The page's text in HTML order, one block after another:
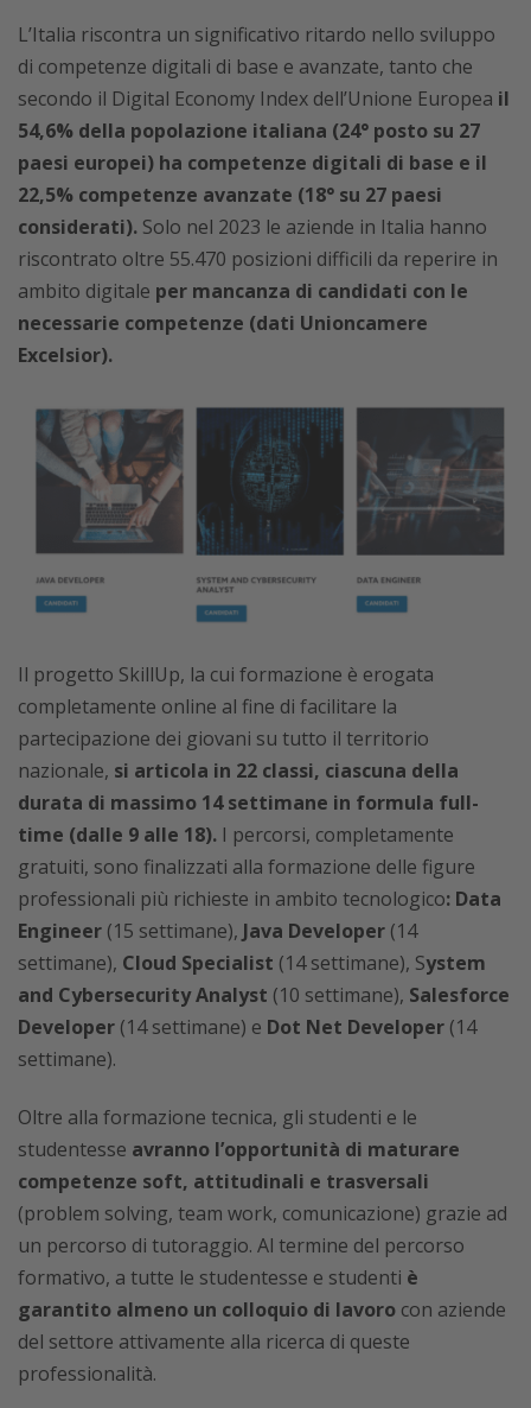
L’Italia riscontra un significativo ritardo nello sviluppo
di competenze digitali di base e avanzate, tanto che
secondo il Digital Economy Index dell’Unione Europea il
54,6% della popolazione italiana (24° posto su 27
paesi europei) ha competenze digitali di base e il
22,5% competenze avanzate (18° su 27 paesi
considerati). Solo nel 2023 le aziende in Italia hanno
riscontrato oltre 55.470 posizioni difficili da reperire in
ambito digitale per mancanza di candidati con le
necessarie competenze (dati Unioncamere
Excelsior).
Il progetto SkillUp, la cui formazione è erogata
completamente online al fine di facilitare la
partecipazione dei giovani su tutto il territorio
nazionale, si articola in 22 classi, ciascuna della
durata di massimo 14 settimane in formula full-
time (dalle 9 alle 18). I percorsi, completamente
gratuiti, sono finalizzati alla formazione delle figure
professionali più richieste in ambito tecnologico: Data
Engineer (15 settimane), Java Developer (14
settimane), Cloud Specialist (14 settimane), System
and Cybersecurity Analyst (10 settimane), Salesforce
Developer (14 settimane) e Dot Net Developer (14
settimane).
Oltre alla formazione tecnica, gli studenti e le
studentesse avranno l’opportunità di maturare
competenze soft, attitudinali e trasversali
(problem solving, team work, comunicazione) grazie ad
un percorso di tutoraggio. Al termine del percorso
formativo, a tutte le studentesse e studenti è
garantito almeno un colloquio di lavoro con aziende
del settore attivamente alla ricerca di queste
professionalità.